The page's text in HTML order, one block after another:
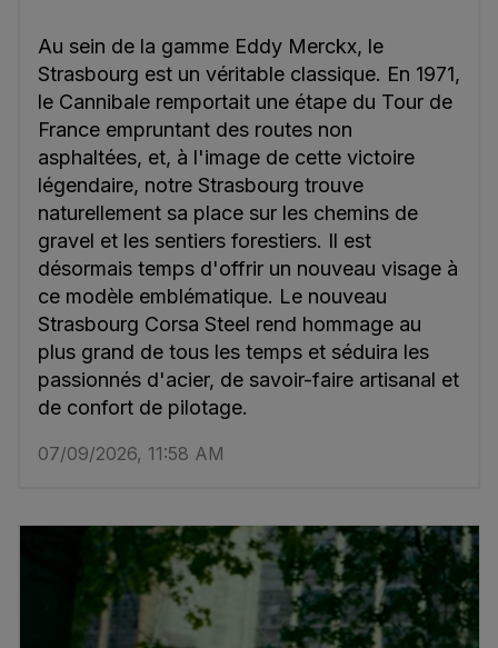
Au sein de la gamme Eddy Merckx, le
Strasbourg est un véritable classique. En 1971,
le Cannibale remportait une étape du Tour de
France empruntant des routes non
asphaltées, et, à l'image de cette victoire
légendaire, notre Strasbourg trouve
naturellement sa place sur les chemins de
gravel et les sentiers forestiers. Il est
désormais temps d'offrir un nouveau visage à
ce modèle emblématique. Le nouveau
Strasbourg Corsa Steel rend hommage au
plus grand de tous les temps et séduira les
passionnés d'acier, de savoir-faire artisanal et
de confort de pilotage.
07/09/2026, 11:58 AM